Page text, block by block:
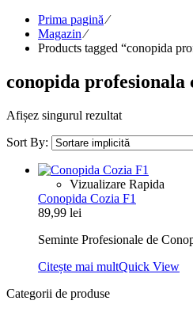
Prima pagină⁄
Magazin ⁄
Products tagged “conopida
conopida profesionala
Afișez singurul rezultat
Sort By:
Vizualizare Rapida
Conopida Cozia F1
89,99 lei
Seminte Profesionale de
Citește mai multQuick View
Categorii de produse